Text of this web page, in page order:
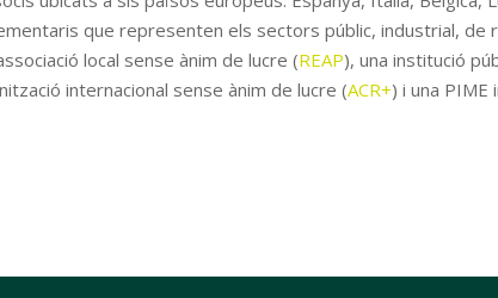
que representen els sectors públic, industrial, de
local sense ànim de lucre (REAP), una institució
internacional sense ànim de lucre (ACR+) i una PIME